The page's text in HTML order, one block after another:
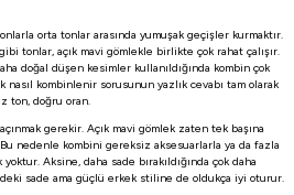
orta tonlar arasında yumuşak geçişler kurmaktır.
tonlar, açık mavi gömlekle birlikte çok rahat çalışır.
doğal düşen kesimler kullanıldığında kombin çok
nasıl kombinlenir sorusunun yazlık cevabı tam olarak
ton, doğru oran.
gerekir. Açık mavi gömlek zaten tek başına
nedenle kombini gereksiz aksesuarlarla ya da fazla
Aksine, daha sade bırakıldığında çok daha
sade ama güçlü erkek stiline de oldukça iyi oturur.